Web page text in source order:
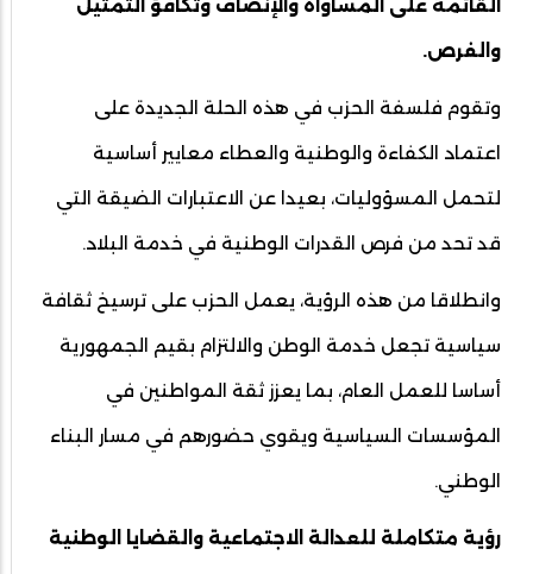
القائمة على المساواة والإنصاف وتكافؤ التمثيل
والفرص.
وتقوم فلسفة الحزب في هذه الحلة الجديدة على
اعتماد الكفاءة والوطنية والعطاء معايير أساسية
لتحمل المسؤوليات، بعيدا عن الاعتبارات الضيقة التي
قد تحد من فرص القدرات الوطنية في خدمة البلاد.
وانطلاقا من هذه الرؤية، يعمل الحزب على ترسيخ ثقافة
سياسية تجعل خدمة الوطن والالتزام بقيم الجمهورية
أساسا للعمل العام، بما يعزز ثقة المواطنين في
المؤسسات السياسية ويقوي حضورهم في مسار البناء
الوطني.
رؤية متكاملة للعدالة الاجتماعية والقضايا الوطنية